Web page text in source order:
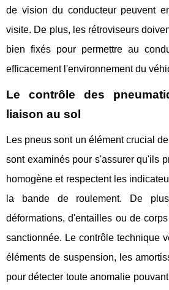
de vision du conducteur peuvent
visite. De plus, les rétroviseurs
bien fixés pour permettre au
efficacement l'environnement du
Le contrôle des
liaison au sol
Les pneus sont un élément crucial
sont examinés pour s'assurer qu'ils
homogène et respectent les
la bande de roulement. De
déformations, d'entailles ou de
sanctionnée. Le contrôle technique
éléments de suspension, les
pour détecter toute anomalie